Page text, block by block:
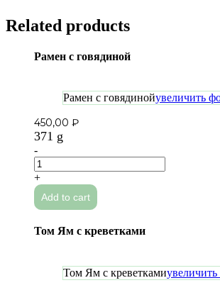
Related products
Рамен с говядиной
Рамен с говядинойувеличить
450,00 ₽
371 g
-
Рамен
с
говядиной
quantity
+
Add to cart
Том Ям с креветками
Том Ям с креветками